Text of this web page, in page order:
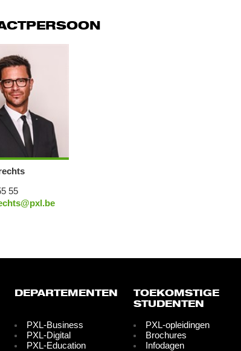
55
DEPARTEMENTEN
PXL-Business
PXL-Digital
PXL-Education
TOEKOMSTIGE
STUDENTEN
PXL-opleidingen
Brochures
Infodagen